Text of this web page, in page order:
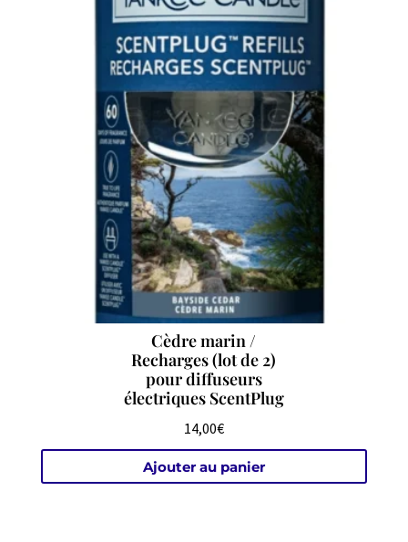
Cèdre marin /
Recharges (lot de 2)
pour diffuseurs
électriques ScentPlug
14,00€
Ajouter au panier